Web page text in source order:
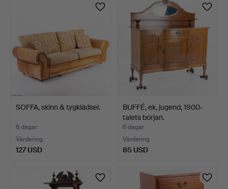
SOFFA, skinn & tygklädsel.
6 dagar
Värdering
127 USD
BUFFÉ, ek, jugend, 1900-
talets början.
6 dagar
Värdering
85 USD